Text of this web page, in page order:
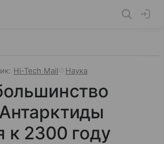
Hi-Tech Mail Наука
к 2300 году